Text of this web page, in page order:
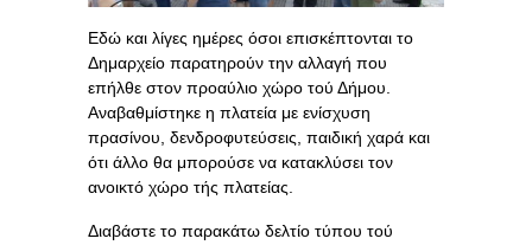
Εδώ και λίγες ημέρες όσοι επισκέπτονται το
Δημαρχείο παρατηρούν την αλλαγή που
επήλθε στον προαύλιο χώρο τού Δήμου.
Αναβαθμίστηκε η πλατεία με ενίσχυση
πρασίνου, δενδροφυτεύσεις, παιδική χαρά και
ότι άλλο θα μπορούσε να κατακλύσει τον
ανοικτό χώρο τής πλατείας.
Διαβάστε το παρακάτω δελτίο τύπου τού